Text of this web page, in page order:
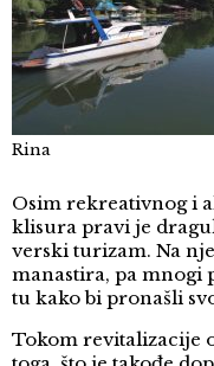
Rina
Osim rekreativnog i
klisura pravi je
verski turizam. Na
manastira, pa
tu kako bi pronašli
Tokom revitalizacije